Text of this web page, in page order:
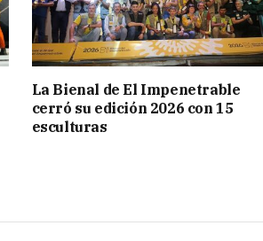
La Bienal de El Impenetrable
cerró su edición 2026 con 15
esculturas